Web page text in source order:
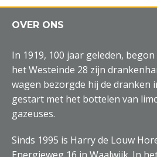
OVER ONS
In 1919, 100 jaar geleden,
het Westeinde 28 zijn
wagen bezorgde hij de dranken
gestart met het bottelen van
gazeuses.
Sinds 1995 is Harry de Louw
Energieweg 16 in Waalwijk. In